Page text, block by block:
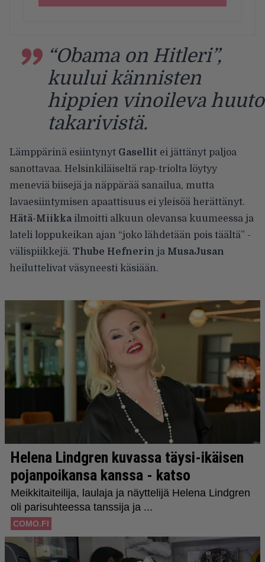
“Obama on Hitleri”,
kuului kännisten
hippien vinoileva huuto
takarivistä.
Lämppärinä esiintynyt Gasellit ei jättänyt paljoa
sanottavaa. Helsinkiläiseltä rap-triolta löytyy
meneviä biisejä ja näppärää sanailua, mutta
lavaesiintymisen apaattisuus ei yleisöä herättänyt.
Hätä-Miikkailmoitti alkuun olevansa kuumeessa ja
lateli loppukeikan ajan “joko lähdetään pois täältä” -
välispiikkejä. Thube Hefnerin ja MusaJusan
heiluttelivat väsyneesti käsiään.